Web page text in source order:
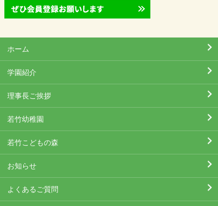
ホーム
学園紹介
理事長ご挨拶
若竹幼稚園
若竹こどもの森
お知らせ
よくあるご質問